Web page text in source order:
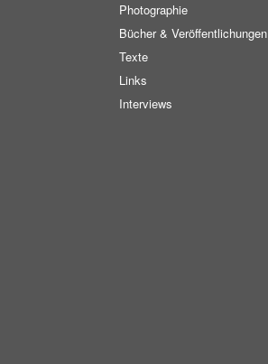
Photographie
Bücher & Veröffentlichungen
Texte
Links
Interviews